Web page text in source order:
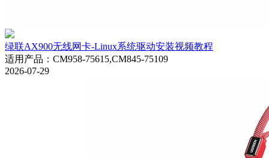
绿联AX900无线网卡-Linux系统驱动安装视频教程
适用产品 ： CM958-75615,CM845-75109
2026-07-29